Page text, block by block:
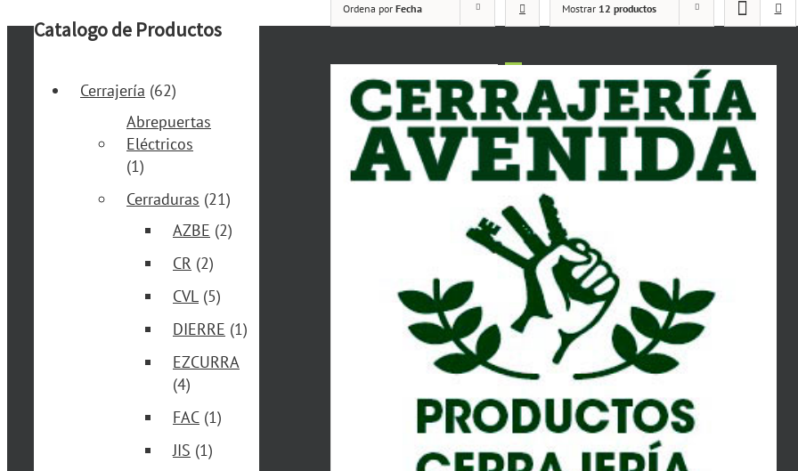
Ordena por Fecha Mostrar 12 productos
Catalogo de Productos
Cerrajería (62)
Abrepuertas
Eléctricos
(1)
Cerraduras (21)
AZBE (2)
CR (2)
CVL (5)
DIERRE (1)
EZCURRA
(4)
FAC (1)
JIS (1)